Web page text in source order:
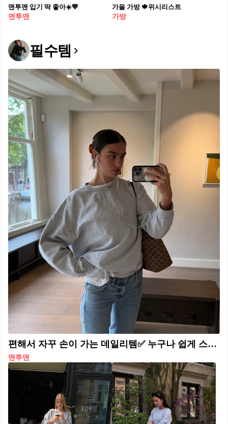
맨투맨 입기 딱 좋아☀️💙
맨투맨
가을 가방 🍁위시리스트
가방
필수템
편해서 자꾸 손이 가는 데일리템✅ 누구나 쉽게 스타일링 하기 좋은 무지 맨투맨🖤🤍참고해 보자
맨투맨